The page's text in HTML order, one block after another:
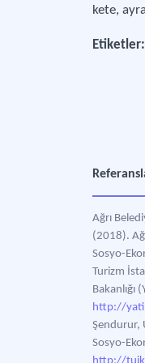
kete,
Etiketler:
Ağrı
(2018).
Sosyo-
Turizm
Bakanlığı
http://
Şendurur,
Sosyo-